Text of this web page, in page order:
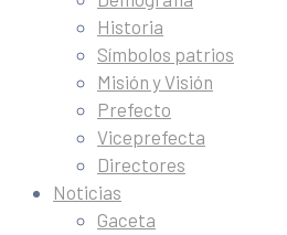
Historia
Símbolos patrios
Misión y Visión
Prefecto
Viceprefecta
Directores
Noticias
Gaceta